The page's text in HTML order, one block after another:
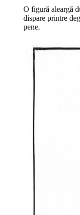
O figură aleargă
dispare printre
pene.